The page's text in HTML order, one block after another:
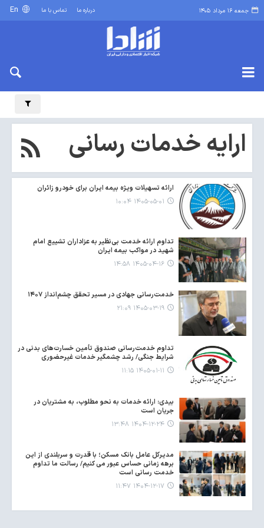
جمعه ۱۶ مرداد ۱۴۰۵ درباره ما تماس با ما
ارایه خدمات رسانی
ارائه تسهیلات ویژه بیمه ایران برای خودرو زائران
۱۴۰۵-۰۵-۰۱ ۱۰:۰۴
تداوم ارائه خدمت بی‌نظیر به عزاداران تشییع امام
شهید در مواکب بیمه ایران
۱۴۰۵-۰۴-۱۶ ۱۴:۵۸
خدمت‌رسانی جهادی در مسیر تحقق چشم‌انداز ۱۴۰۷
۱۴۰۵-۰۳-۱۹ ۲۱:۰۹
تداوم خدمت‌رسانی صندوق تأمین خسارت‌های بدنی در
شرایط جنگی/ رشد چشمگیر خدمات غیرحضوری
۱۴۰۵-۰۱-۱۱ ۱۱:۱۵
بیدی: ارائه خدمات به نحو مطلوب، به مشتریان در
جریان است
۱۴۰۴-۱۲-۲۴ ۱۳:۴۸
مدیرکل عامل بانک مسکن؛ با قدرت و سربلندی از این
برهه زمانی حساس عبور می کنیم/ رسالت ما تداوم
خدمت رسانی است
۱۴۰۴-۱۲-۱۷ ۱۱:۴۷